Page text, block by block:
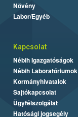
Növény
Labor/Egyéb
Kapcsolat
Nébih Igazgatóságok
Nébih Laboratóriumok
Kormányhivatalok
Sajtókapcsolat
Ügyfélszolgálat
Hatósági jogsegély